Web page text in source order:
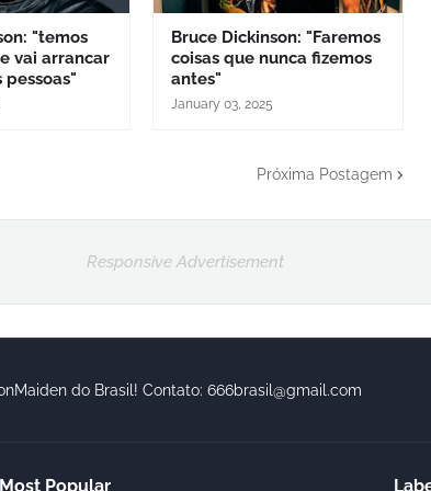
"temos
vai arrancar
pessoas"
Bruce Dickinson: "Faremos
coisas que nunca fizemos
antes"
January 03, 2025
Próxima Postagem
Responsive Advertisement
do Brasil! Contato: 666brasil@gmail.com
Most Popular